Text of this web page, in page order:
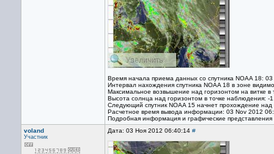
Время начала приема данных со спутника NOAA 18:
Интервал нахождения спутника NOAA 18 в зоне
Максимальное возвышение над горизонтом на витке в
Высота солнца над горизонтом в точке наблюдения: -
Следующий спутник NOAA 15 начнет прохождение
Расчетное время вывода информации: 03 Nov 2012
Подробная информация и графические представления
voland
Участник
Дата: 03 Ноя 2012 06:40:14 #